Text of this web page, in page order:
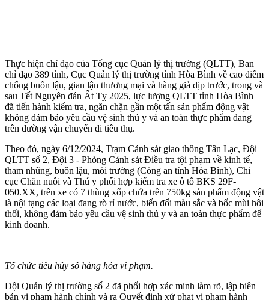
Thực hiện chỉ đạo của Tổng cục Quản lý thị trường (QLTT), Ban
chỉ đạo 389 tỉnh, Cục Quản lý thị trường tỉnh Hòa Bình về cao điểm
chống buôn lậu, gian lận thương mại và hàng giả dịp trước, trong và
sau Tết Nguyên đán Ất Tỵ 2025, lực lượng QLTT tỉnh Hòa Bình
đã tiến hành kiểm tra, ngăn chặn gần một tấn sản phẩm động vật
không đảm bảo yêu cầu vệ sinh thú y và an toàn thực phẩm đang
trên đường vận chuyển đi tiêu thụ.
Theo đó, ngày 6/12/2024, Trạm Cảnh sát giao thông Tân Lạc, Đội
QLTT số 2, Đội 3 - Phòng Cảnh sát Điều tra tội phạm về kinh tế,
tham nhũng, buôn lậu, môi trường (Công an tỉnh Hòa Bình), Chi
cục Chăn nuôi và Thú y phối hợp kiểm tra xe ô tô BKS 29F-
050.XX, trên xe có 7 thùng xốp chứa trên 750kg sản phẩm động vật
là nộ‌i tạn‌g các loại đang rò rỉ nước, biến đổi màu sắc và bốc mùi hôi
thối, không đảm bảo yêu cầu vệ sinh thú y và an toàn thực phẩm để
kinh doanh.
Tổ chức tiêu hủy số hàng hóa vi phạm.
Đội Quản lý thị trường số 2 đã phối hợp xác minh làm rõ, lập biên
bản vi phạm hành chính và ra Quyết định xử phạt vi phạm hành